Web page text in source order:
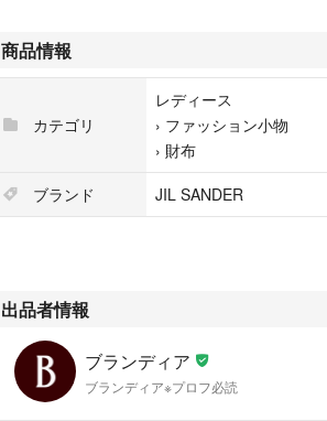
[実寸サイズ]
縦 : 約 7.5 cm
マチ : 約 3 cm
ライム
■札入れ ⇒ 1箇所
■小銭入れ ⇒ 1箇所
■カード入れ ⇒ 3箇所
■ポケット ⇒ 1箇所
商品情報
カテゴリ
レディース
› ファッション小物
› 財布
ブランド
JIL SANDER
出品者情報
ブランディア
ブランディア※プロフ必読